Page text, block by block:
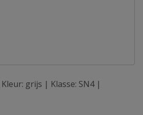
grijs | Klasse: SN4 |